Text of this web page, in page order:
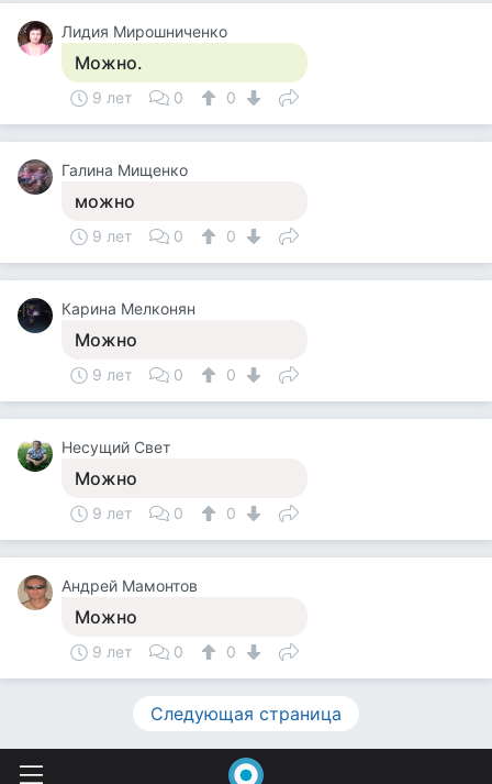
Лидия Мирошниченко
Можно.
9 лет 0 0
Галина Мищенко
можно
9 лет 0 0
Карина Мелконян
Можно
9 лет 0 0
Несущий Свет
Можно
9 лет 0 0
Андрей Мамонтов
Можно
9 лет 0 0
Следующая страница